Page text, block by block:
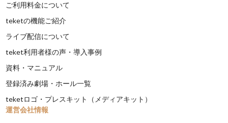
ご利用料金について
teketの機能ご紹介
ライブ配信について
teket利用者様の声・導入事例
資料・マニュアル
登録済み劇場・ホール一覧
teketロゴ・プレスキット（メディアキット）
運営会社情報